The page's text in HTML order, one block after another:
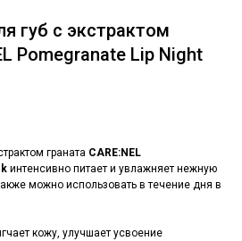
губ с экстрактом
Pomegranate Lip Night
граната CARE:NEL
интенсивно питает и увлажняет нежную
можно использовать в течение дня в
кожу, улучшает усвоение